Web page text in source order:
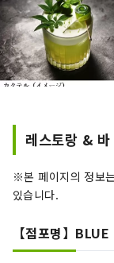
레스토랑 & 바
※본 페이지의 정보
있습니다.
【점포명】